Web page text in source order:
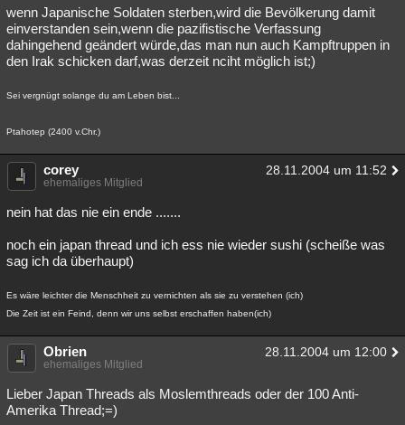
wenn Japanische Soldaten sterben,wird die Bevölkerung damit
einverstanden sein,wenn die pazifistische Verfassung
dahingehend geändert würde,das man nun auch Kampftruppen in
den Irak schicken darf,was derzeit nciht möglich ist;)
Sei vergnügt solange du am Leben bist...
Ptahotep (2400 v.Chr.)
corey 28.11.2004 um 11:52
ehemaliges Mitglied
nein hat das nie ein ende .......
noch ein japan thread und ich ess nie wieder sushi (scheiße was
sag ich da überhaupt)
Es wäre leichter die Menschheit zu vernichten als sie zu verstehen (ich)
Die Zeit ist ein Feind, denn wir uns selbst erschaffen haben(ich)
Obrien 28.11.2004 um 12:00
ehemaliges Mitglied
Lieber Japan Threads als Moslemthreads oder der 100 Anti-
Amerika Thread;=)